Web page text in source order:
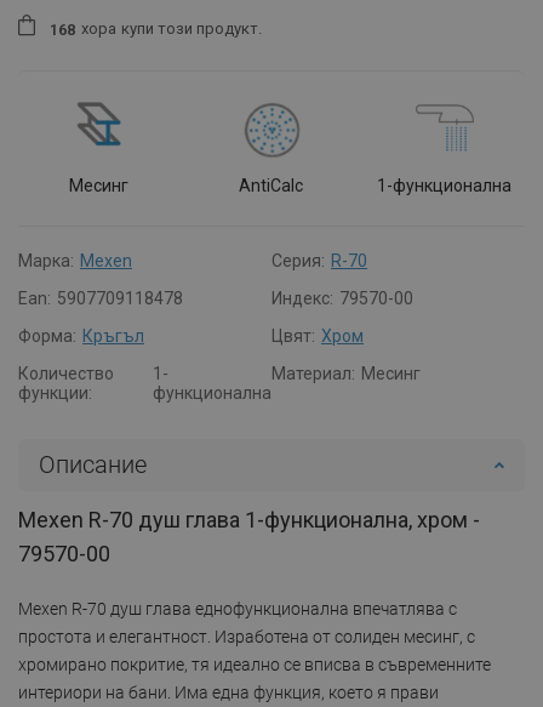
1 68 хора купи този продукт.
Месинг AntiCalc 1-функционална
Марка: Mexen Серия: R-70
Ean: 5907709118478 Индекс: 79570-00
Форма: Кръгъл Цвят: Хром
Количество
функции:
1-
функционална
Материал: Месинг
Описание
Mexen R-70 душ глава 1-функционална, хром -
79570-00
Mexen R-70 душ глава еднофункционална впечатлява с
простота и елегантност. Изработена от солиден месинг, с
хромирано покритие, тя идеално се вписва в съвременните
интериори на бани. Има една функция, което я прави